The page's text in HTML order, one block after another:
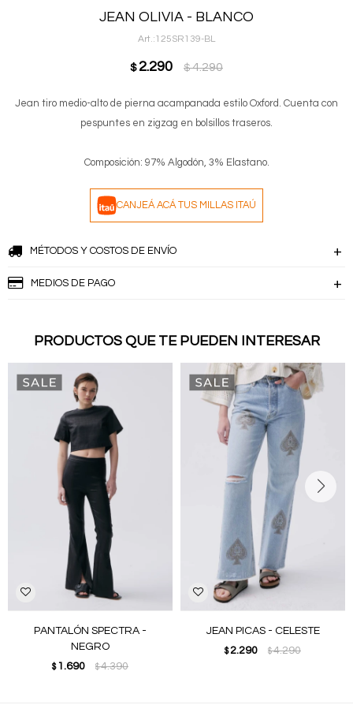
JEAN OLIVIA - BLANCO
125SR139-BL
$ 2.290 $ 4.290
Jean tiro medio-alto de pierna acampanada estilo Oxford. Cuenta con
pespuntes en zigzag en bolsillos traseros.
Composición: 97% Algodón, 3% Elastano.
CANJEÁ ACÁ TUS MILLAS ITAÚ
MÉTODOS Y COSTOS DE ENVÍO
MEDIOS DE PAGO
PRODUCTOS QUE TE PUEDEN INTERESAR
PANTALÓN SPECTRA -
NEGRO
$ 1.690 $4.390
JEAN PICAS - CELESTE
$2.290 $4.290